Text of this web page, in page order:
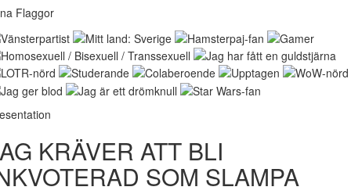
Flaggor
KRÄVER ATT BLI
SOM SLAMPA